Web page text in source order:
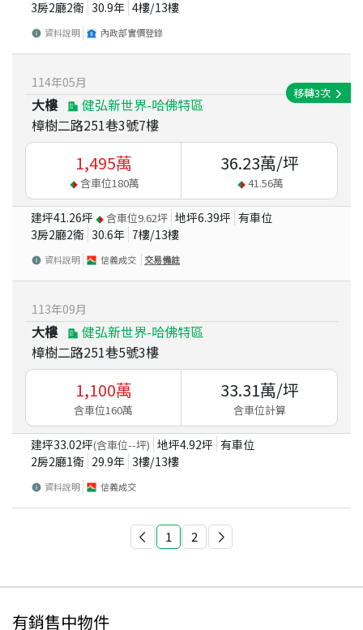
3房2廳2衛 30.9年 4樓/13樓
資料說明 內政部實價登錄
114年05月
大樓
健弘新世界-哈佛特區
樟樹二路251巷3號7樓
移轉3次
1,495萬
含車位180萬
36.23萬/坪
41.56萬
建坪41.26坪 含車位9.62坪 地坪6.39坪 有車位
3房2廳2衛 30.6年 7樓/13樓
資料說明 信義成交 交易備註
113年09月
大樓
健弘新世界-哈佛特區
樟樹二路251巷5號3樓
1,100萬
含車位160萬
33.31萬/坪
含車位計算
建坪33.02坪(含車位--坪) 地坪4.92坪 有車位
2房2廳1衛 29.9年 3樓/13樓
資料說明 信義成交
1 2
有銷售中物件